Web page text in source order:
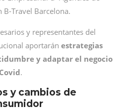
B-Travel Barcelona.
y representantes del
aportarán estrategias
y adaptar el negocio
.
y cambios de